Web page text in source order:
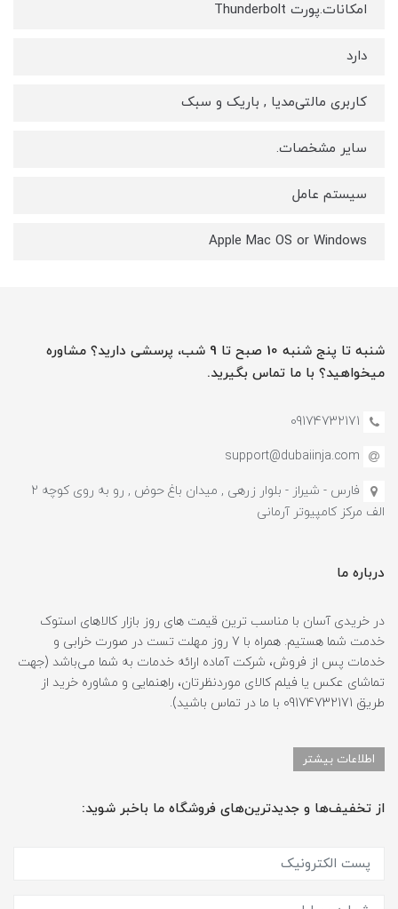
امکانات.پورت Thunderbolt
دارد
کاربری مالتی‌مدیا , باریک و سبک
سایر مشخصات.
سیستم عامل
Apple Mac OS or Windows
شنبه تا پنج شنبه 10 صبح تا 9 شب، پرسشی دارید؟ مشاوره
میخواهید؟ با ما تماس بگیرید.
09174732171
support@dubaiinja.com
فارس - شیراز - بلوار زرهی , میدان باغ حوض , رو به روی کوچه 2
الف مرکز کامپیوتر آرمانی
درباره ما
در خریدی آسان با مناسب ترین قیمت های روز بازار کالاهای استوک
خدمت شما هستیم. همراه با 7 روز مهلت تست در صورت خرابی و
خدمات پس از فروش، شرکت آماده ارائه خدمات به شما می‌باشد (جهت
تماشای عکس یا فیلم کالای موردنظرتان، راهنمایی و مشاوره خرید از
طریق 09174732171 با ما در تماس باشید).
اطلاعات بیشتر
از تخفیف‌ها و جدیدترین‌های فروشگاه ما باخبر شوید: